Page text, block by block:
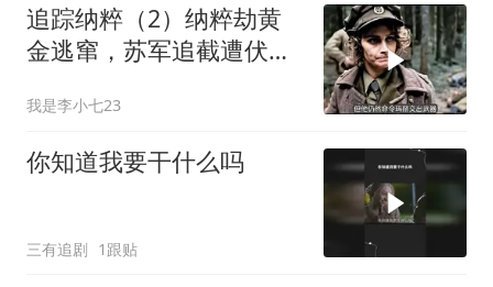
追踪纳粹（2）纳粹劫黄
金逃窜，苏军追截遭伏击
我是李小七23
你知道我要干什么吗
三有追剧 1跟贴